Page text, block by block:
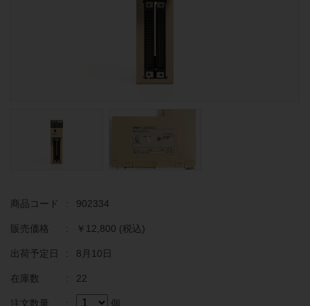
商品コード : 902334
販売価格 : ￥12,800 (税込)
出荷予定日 : 8月10日
在庫数 : 22
注文数量 : 個